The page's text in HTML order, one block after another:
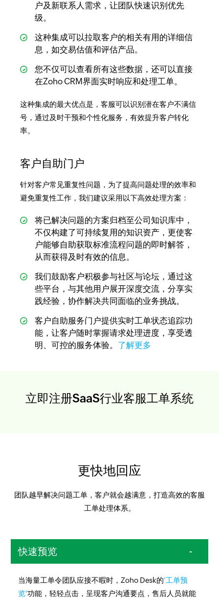
户及新联系人需求，让团队快速识别优先
级。
这种集成可以拉取客户的相关有用的详细信
息，如交易估值和评估产品。
您不仅可以查看所有这些数据，还可以直接
在Zoho CRM界面实时响应和处理工单。
这种集成的最大优点是，客服可以识别潜在客户不满信
号，通过及时干预和个性化服务，有效提升客户转化
率。
客户自助门户
针对客户常见重复性问题，为了提高问题处理的效率和
避免重复性工作，我们建议采用以下高效处理方案：
将已解决问题的方案归档至公司知识库中，
不仅构建了可持续复用的知识资产，更使客
户能够自助获取标准流程问题的即时解答，
从而获得及时有效的信息。
我们鼓励客户积极参与社区与论坛，通过这
些平台，与其他用户展开深度交流，分享实
践经验，协作解决共同面临的业务挑战。
客户自助服务门户提供实时工单状态追踪功
能，让客户随时掌握请求处理进度，享受透
明、可控的服务体验。 了解更多
立即注册SaaS行业客服工单系统
更快地回应
团队越早解决问题工单，客户就会越满意，打造高效的客服
工单处理体系。
快速预览
当海量工单令团队应接不暇时，Zoho Desk的'工单预
览'功能，轻轻点击，呈现客户沟通要点，售后人员就能